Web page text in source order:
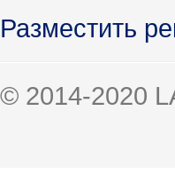
Разместить
© 2014-2020